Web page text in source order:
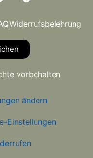
Widerrufsbelehrung
vorbehalten
ändern
Einstellungen